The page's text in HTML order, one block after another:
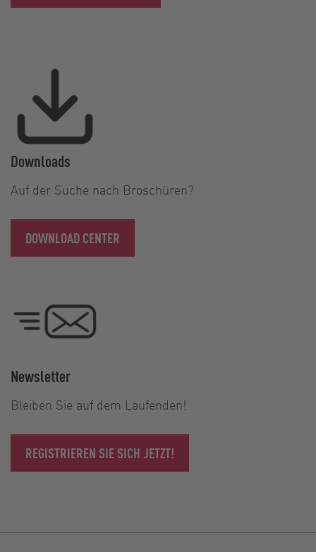
Downloads
Auf der Suche nach Broschüren?
DOWNLOAD CENTER
Newsletter
Bleiben Sie auf dem Laufenden!
REGISTRIEREN SIE SICH JETZT!